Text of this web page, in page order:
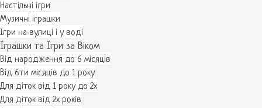
Настільні ігри
Музичні іграшки
Ігри на вулиці і у воді
Іграшки та Ігри за Віком
Від народження до 6 місяців
Від 6ти місяців до 1 року
Для діток від 1 року до 2х
Для діток від 2х років